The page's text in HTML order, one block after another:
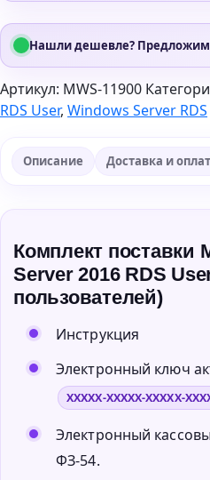
Нашли дешевле? Предложим
Артикул: MWS-11900
RDS User, Windows Server RDS
Описание Доставка и
Комплект поставки
Server 2016 RDS
пользователей)
Инструкция
Электронный ключ
XXXXX-XXXXX-XXXXX-
Электронный
ФЗ-54.